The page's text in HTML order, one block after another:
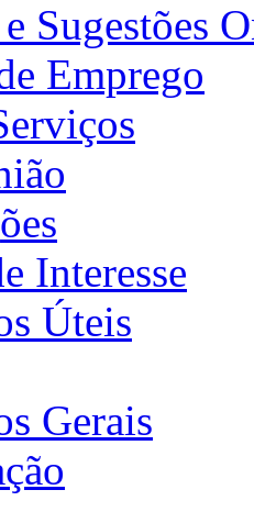
Sugestões
Emprego
Interesse
Úteis
Gerais